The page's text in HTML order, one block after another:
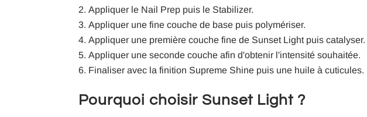
Appliquer le Nail Prep puis le Stabilizer.
Appliquer une fine couche de base puis polymériser.
Appliquer une première couche fine de Sunset Light puis catalyser.
Appliquer une seconde couche afin d'obtenir l'intensité souhaitée.
Finaliser avec la finition Supreme Shine puis une huile à cuticules.
Pourquoi choisir Sunset Light ?